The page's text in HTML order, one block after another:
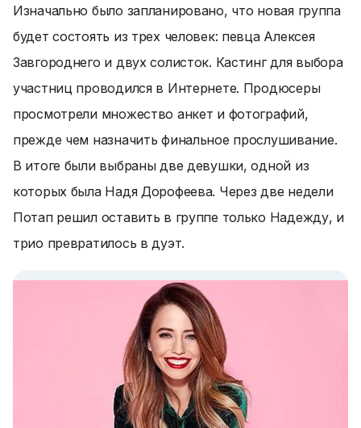
Изначально было запланировано, что новая группа
будет состоять из трех человек: певца Алексея
Завгороднего и двух солисток. Кастинг для выбора
участниц проводился в Интернете. Продюсеры
просмотрели множество анкет и фотографий,
прежде чем назначить финальное прослушивание.
В итоге были выбраны две девушки, одной из
которых была Надя Дорофеева. Через две недели
Потап решил оставить в группе только Надежду, и
трио превратилось в дуэт.